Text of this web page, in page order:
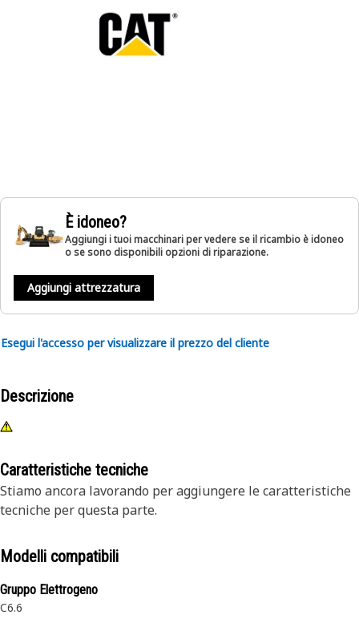
È idoneo?
Aggiungi i tuoi macchinari per vedere se il ricambio è idoneo
o se sono disponibili opzioni di riparazione.
Aggiungi attrezzatura
Esegui l'accesso per visualizzare il prezzo del cliente
Descrizione
Caratteristiche tecniche
Stiamo ancora lavorando per aggiungere le caratteristiche
tecniche per questa parte.
Modelli compatibili
Gruppo Elettrogeno
C6.6